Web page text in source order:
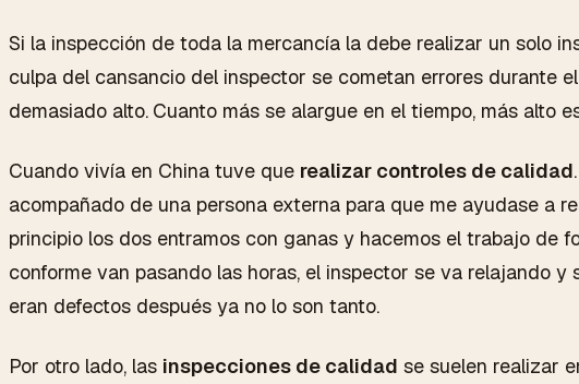
Si la inspección de toda la mercancía la debe realizar un solo
culpa del cansancio del inspector se cometan errores durante
demasiado alto. Cuanto más se alargue en el tiempo, más alto
Cuando vivía en China tuve que realizar controles de calidad
acompañado de una persona externa para que me ayudase a
principio los dos entramos con ganas y hacemos el trabajo de
conforme van pasando las horas, el inspector se va relajando y
eran defectos después ya no lo son tanto.
Por otro lado, las inspecciones de calidad se suelen realizar